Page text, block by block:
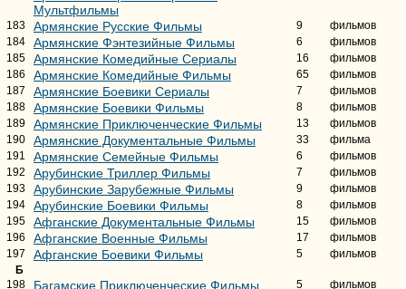
Мультфильмы
183 Армянские Русские Фильмы 9
фильмов
184
Армянские Фэнтезийные Фильмы 6
фильмов
185
Армянские Комедийные Сериалы 16
фильмов
186
Армянские Комедийные Фильмы 65
фильмов
187
Армянские Боевики Сериалы 7
фильмов
188
Армянские Боевики Фильмы 8
фильмов
189
Армянские Приключенческие Фильмы 13
фильмов
190
Армянские Документальные Фильмы 33
фильма
191
Армянские Семейные Фильмы 6
фильмов
192
Арубинские Триллер Фильмы 7
фильмов
193
Арубинские Зарубежные Фильмы 9
фильмов
194
Арубинские Боевики Фильмы 8
фильмов
195
Афганские Документальные Фильмы 15
фильмов
196
Афганские Военные Фильмы 17
фильмов
197
Афганские Боевики Фильмы 5
фильмов
Б
198
Багамские Приключенческие Фильмы 5 фильмов